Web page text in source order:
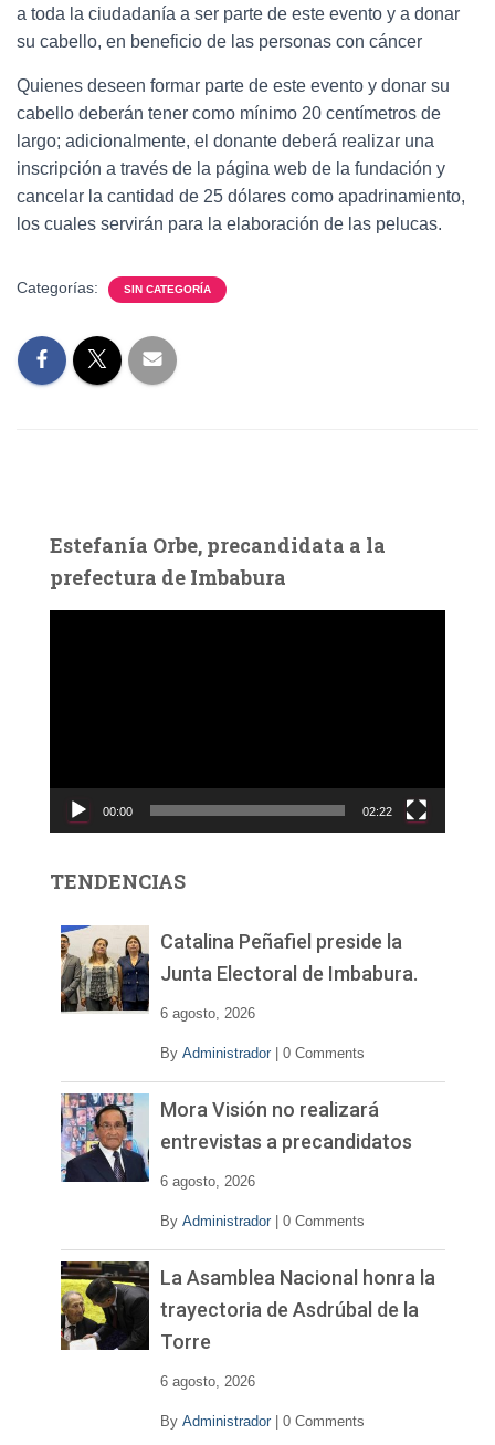
a toda la ciudadanía a ser parte de este evento y a donar
su cabello, en beneficio de las personas con cáncer
Quienes deseen formar parte de este evento y donar su
cabello deberán tener como mínimo 20 centímetros de
largo; adicionalmente, el donante deberá realizar una
inscripción a través de la página web de la fundación y
cancelar la cantidad de 25 dólares como apadrinamiento,
los cuales servirán para la elaboración de las pelucas.
Categorías: SIN CATEGORÍA
Estefanía Orbe, precandidata a la
prefectura de Imbabura
c
d
00:00 02:22
TENDENCIAS
Catalina Peñafiel preside la
Junta Electoral de Imbabura.
6 agosto, 2026
By Administrador 0 Comments
Mora Visión no realizará
entrevistas a precandidatos
6 agosto, 2026
By Administrador 0 Comments
La Asamblea Nacional honra la
trayectoria de Asdrúbal de la
Torre
6 agosto, 2026
By Administrador 0 Comments